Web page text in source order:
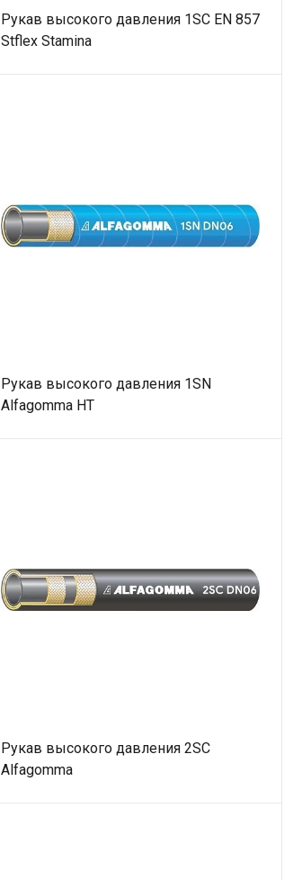
Рукав высокого давления 1SC EN 857
Stflex Stamina
Рукав высокого давления 1SN
Alfagomma HT
Рукав высокого давления 2SC
Alfagomma